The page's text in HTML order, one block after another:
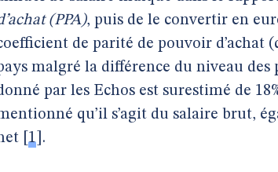
(PPA), puis de le convertir en
de parité de pouvoir d’achat
malgré la différence du niveau
par les Echos est surestimé de
qu’il s’agit du salaire brut,
1 .